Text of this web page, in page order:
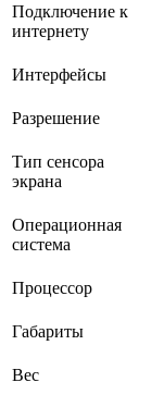
Подключение к
интернету
Интерфейсы
Разрешение
Тип сенсора
экрана
Операционная
система
Процессор
Габариты
Вес